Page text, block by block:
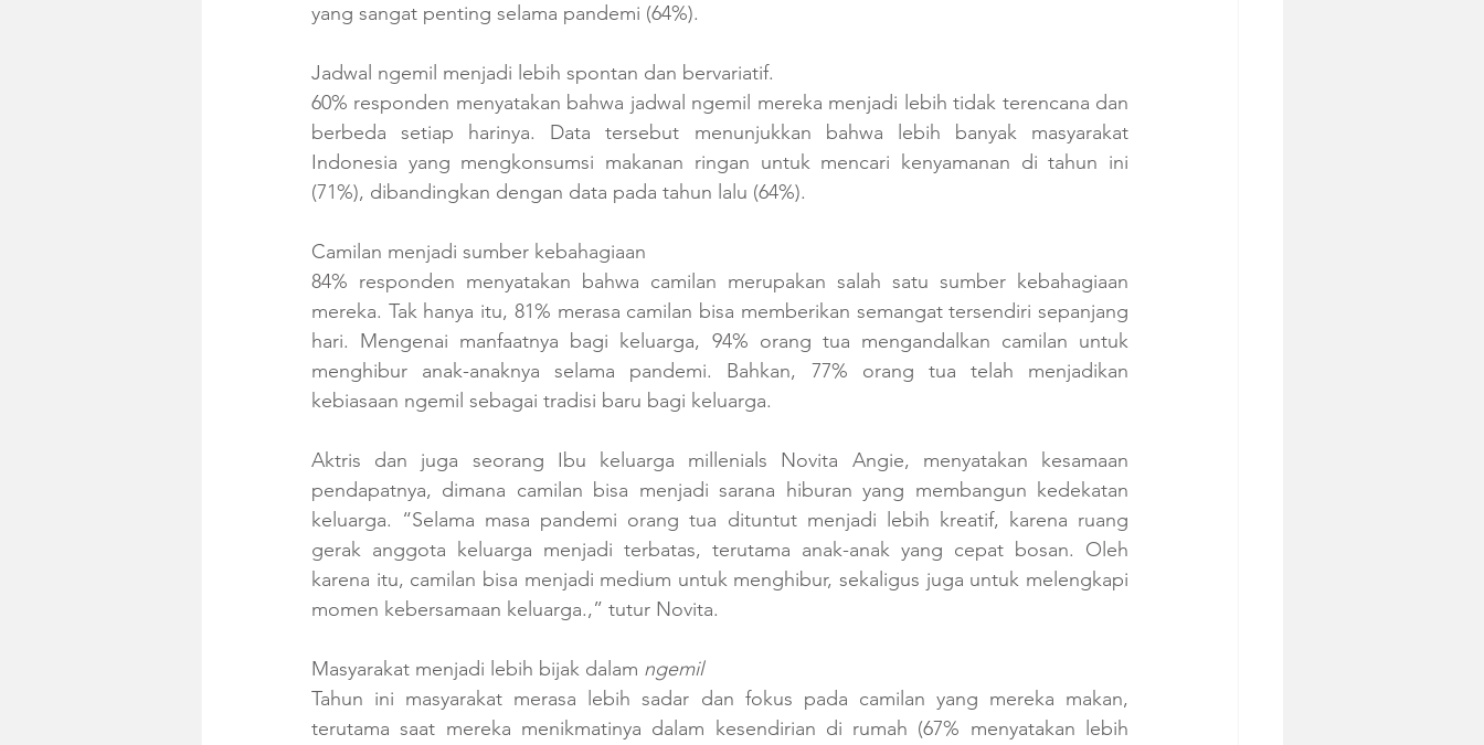
yang sangat penting selama pandemi (64%).
Jadwal ngemil menjadi lebih spontan dan bervariatif.
60% responden menyatakan bahwa jadwal ngemil mereka menjadi lebih tidak terencana dan
berbeda setiap harinya. Data tersebut menunjukkan bahwa lebih banyak masyarakat
Indonesia yang mengkonsumsi makanan ringan untuk mencari kenyamanan di tahun ini
(71%), dibandingkan dengan data pada tahun lalu (64%).
Camilan menjadi sumber kebahagiaan
84% responden menyatakan bahwa camilan merupakan salah satu sumber kebahagiaan
mereka. Tak hanya itu, 81% merasa camilan bisa memberikan semangat tersendiri sepanjang
hari. Mengenai manfaatnya bagi keluarga, 94% orang tua mengandalkan camilan untuk
menghibur anak-anaknya selama pandemi. Bahkan, 77% orang tua telah menjadikan
kebiasaan ngemil sebagai tradisi baru bagi keluarga.
Aktris dan juga seorang Ibu keluarga millenials Novita Angie, menyatakan kesamaan
pendapatnya, dimana camilan bisa menjadi sarana hiburan yang membangun kedekatan
keluarga. “Selama masa pandemi orang tua dituntut menjadi lebih kreatif, karena ruang
gerak anggota keluarga menjadi terbatas, terutama anak-anak yang cepat bosan. Oleh
karena itu, camilan bisa menjadi medium untuk menghibur, sekaligus juga untuk melengkapi
momen kebersamaan keluarga.,” tutur Novita.
Masyarakat menjadi lebih bijak dalam ngemil
Tahun ini masyarakat merasa lebih sadar dan fokus pada camilan yang mereka makan,
terutama saat mereka menikmatinya dalam kesendirian di rumah (67% menyatakan lebih